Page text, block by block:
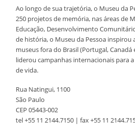
Ao longo de sua trajetória, o Museu da
250 projetos de memória, nas áreas de
Educação, Desenvolvimento
de história, o Museu da Pessoa inspirou
museus fora do Brasil (Portugal, Canadá
liderou campanhas internacionais para
de vida.
Rua Natingui, 1100
São Paulo
CEP 05443-002
tel +55 11 2144.7150 | fax +55 11